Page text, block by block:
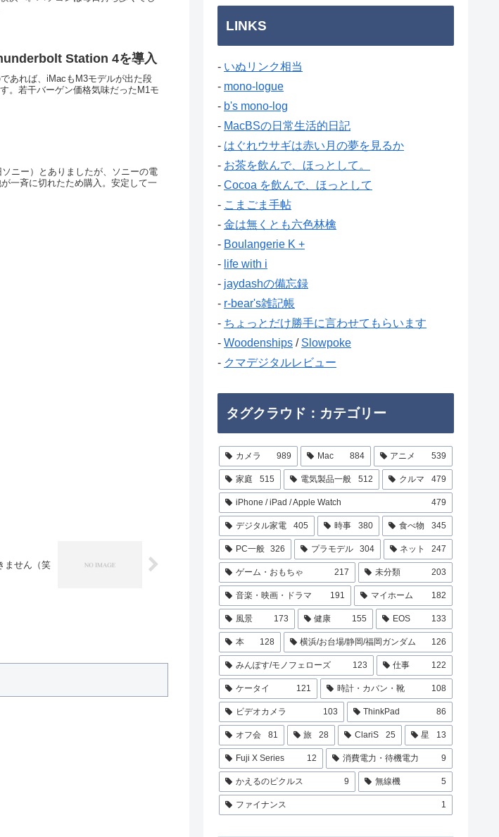
Station 4を導入
あれば、iMacもM3モデルが出た段
。若干バーゲン価格気味だったM1モ
ニー）とありましたが、ソニーの電
一斉に切れたため購入。安定して一
ません（笑
LINKS
- いぬリンク相当
- mono-logue
- b's mono-log
- MacBSの日常生活的日記
- はぐれウサギは赤い月の夢を見るか
- お茶を飲んで、ほっとして。
- Cocoa を飲んで、ほっとして
- こまごま手帖
- 金は無くとも六色林檎
- Boulangerie K +
- life with i
- jaydashの備忘録
- r-bear's雑記帳
- ちょっとだけ勝手に言わせてもらいます
- Woodenships / Slowpoke
- クマデジタルレビュー
タグクラウド：カテゴリー
カメラ 989 Mac 884 アニメ 539
家庭 515 電気製品一般 512 クルマ 479
iPhone / iPad / Apple Watch 479
デジタル家電 405 時事 380 食べ物 345
PC一般 326 プラモデル 304 ネット 247
ゲーム・おもちゃ 217 未分類 203
音楽・映画・ドラマ 191 マイホーム 182
風景 173 健康 155 EOS 133
本 128 横浜/お台場/静岡/福岡ガンダム 126
みんぽす/モノフェローズ 123 仕事 122
ケータイ 121 時計・カバン・靴 108
ビデオカメラ 103 ThinkPad 86
オフ会 81 旅 28 ClariS 25 星 13
Fuji X Series 12 消費電力・待機電力 9
かえるのピクルス 9 無線機 5
ファイナンス 1